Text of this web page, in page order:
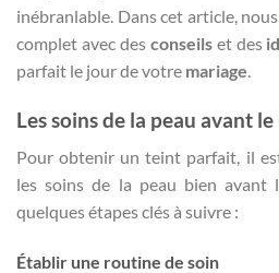
inébranlable. Dans cet article,
complet avec des conseilset des
parfait le jour de votre mariage
Les soins de la peau avant
Pour obtenir un teint parfait, il
les soins de la peau bien avant
quelques étapes clés à suivre :
Établir une routine de soin